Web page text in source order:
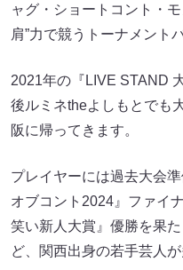
ャグ・ショートコント・
肩”力で競うトーナメント
2021年の『LIVE STAND
後ルミネtheよしもとでも
阪に帰ってきます。
プレイヤーには過去大会
オブコント2024』ファイ
笑い新人大賞』優勝を果
ど、関西出身の若手芸人が